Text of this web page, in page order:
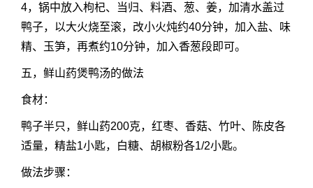
4，锅中放入枸杞、当归、料酒、葱、姜，加清水盖过
鸭子，以大火烧至滚，改小火炖约40分钟，加入盐、味
精、玉笋，再煮约10分钟，加入香葱段即可。
五，鲜山药煲鸭汤的做法
食材：
鸭子半只，鲜山药200克，红枣、香菇、竹叶、陈皮各
适量，精盐1小匙，白糖、胡椒粉各1/2小匙。
做法步骤：